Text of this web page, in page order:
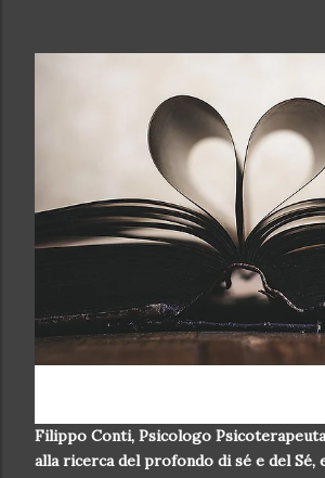
Filippo Conti, Psicologo
alla ricerca del profondo di sé e del Sé,